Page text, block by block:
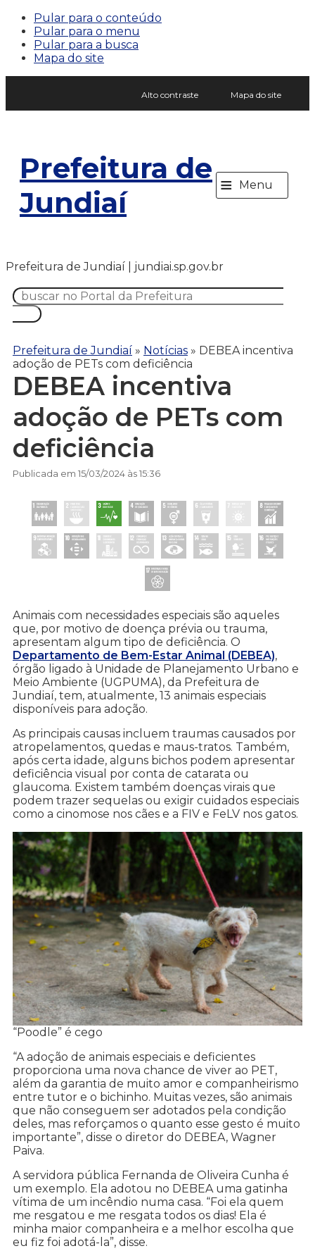
Pular para o conteúdo
Pular para o menu
Pular para a busca
Mapa do site
Alto contraste Mapa do site
Prefeitura de
Jundiaí
≡ Menu
Prefeitura de Jundiaí | jundiai.sp.gov.br
Prefeitura de Jundiaí » Notícias » DEBEA incentiva
adoção de PETs com deficiência
DEBEA incentiva
adoção de PETs com
deficiência
Publicada em 15/03/2024 às 15:36
Animais com necessidades especiais são aqueles
que, por motivo de doença prévia ou trauma,
apresentam algum tipo de deficiência. O
Departamento de Bem-Estar Animal (DEBEA),
órgão ligado à Unidade de Planejamento Urbano e
Meio Ambiente (UGPUMA), da Prefeitura de
Jundiaí, tem, atualmente, 13 animais especiais
disponíveis para adoção.
As principais causas incluem traumas causados por
atropelamentos, quedas e maus-tratos. Também,
após certa idade, alguns bichos podem apresentar
deficiência visual por conta de catarata ou
glaucoma. Existem também doenças virais que
podem trazer sequelas ou exigir cuidados especiais
como a cinomose nos cães e a FIV e FeLV nos gatos.
“Poodle” é cego
“A adoção de animais especiais e deficientes
proporciona uma nova chance de viver ao PET,
além da garantia de muito amor e companheirismo
entre tutor e o bichinho. Muitas vezes, são animais
que não conseguem ser adotados pela condição
deles, mas reforçamos o quanto esse gesto é muito
importante”, disse o diretor do DEBEA, Wagner
Paiva.
A servidora pública Fernanda de Oliveira Cunha é
um exemplo. Ela adotou no DEBEA uma gatinha
vítima de um incêndio numa casa. “Foi ela quem
me resgatou e me resgata todos os dias! Ela é
minha maior companheira e a melhor escolha que
eu fiz foi adotá-la”, disse.